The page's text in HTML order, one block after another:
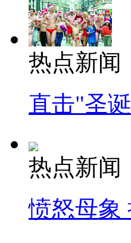
热点新闻
直击"圣
热点新闻
愤怒母象